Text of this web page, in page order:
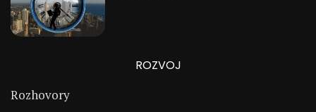
ROZVOJ
Rozhovory